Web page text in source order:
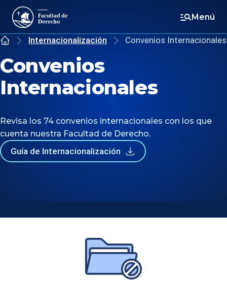
Menú
Inicio Internacionalización Convenios Internacionales
Convenios
Internacionales
Revisa los 74 convenios internacionales con los que
cuenta nuestra Facultad de Derecho.
Guía de Internacionalizaciónse abre en una nueva pestaña